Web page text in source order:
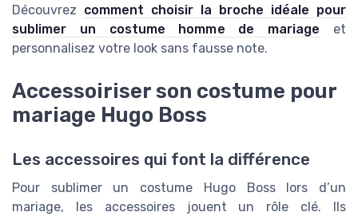
Découvrez comment choisir la broche idéale pour
sublimer un costume homme de mariage et
personnalisez votre look sans fausse note.
Accessoiriser son costume pour
mariage Hugo Boss
Les accessoires qui font la différence
Pour sublimer un costume Hugo Boss lors d’un
mariage, les accessoires jouent un rôle clé. Ils